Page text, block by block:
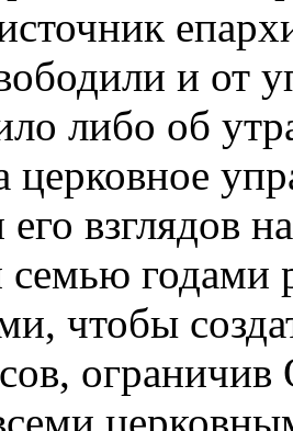
и от
либо об
церковное
взглядов
годами
чтобы